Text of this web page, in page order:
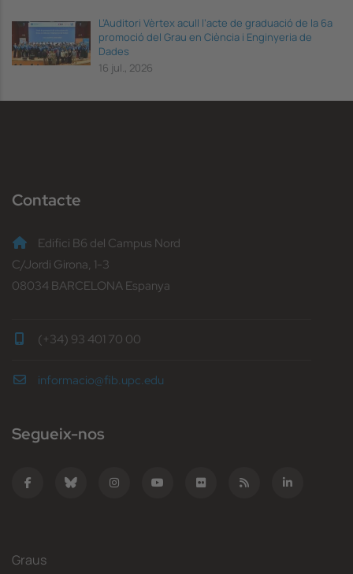
L’Auditori Vèrtex acull l’acte de graduació de la 6a
promoció del Grau en Ciència i Enginyeria de
Dades
16 jul., 2026
Contacte
Edifici B6 del Campus Nord
C/Jordi Girona, 1-3
08034 BARCELONA Espanya
(+34) 93 401 70 00
informacio@fib.upc.edu
Segueix-nos
Graus